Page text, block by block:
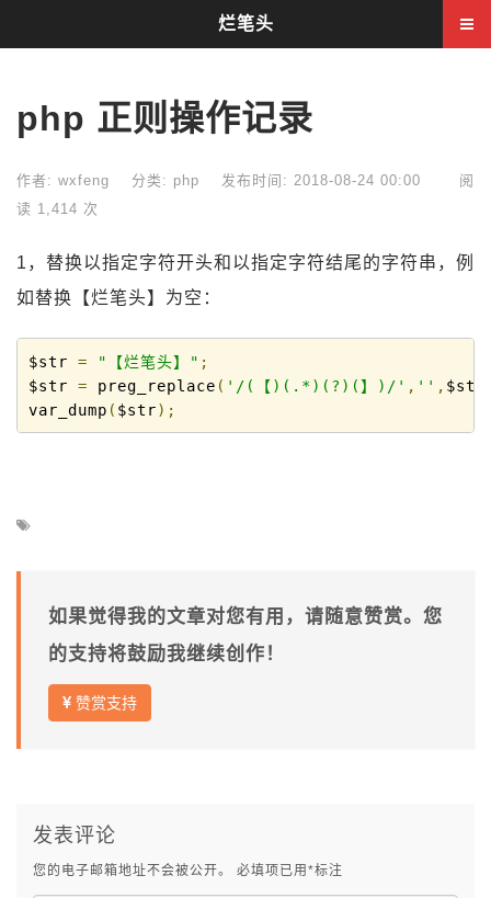
php 正则操作记录
作者: wxfeng 分类: php 发布时间: 2018-08-24 00:00
阅
读 1,414 次
1，替换以指定字符开头和以指定字符结尾的字符串，例
如替换【烂笔头】为空：
$str = "【烂笔头】" ;
$str = preg_replace ( '/(【)(.*)(?)(】)/' , '' , $str
var_dump ( $str);
如果觉得我的文章对您有用，请随意赞赏。您
的支持将鼓励我继续创作！
赞赏支持
发表评论
您的电子邮箱地址不会被公开。 必填项已用 *标注
烂笔头